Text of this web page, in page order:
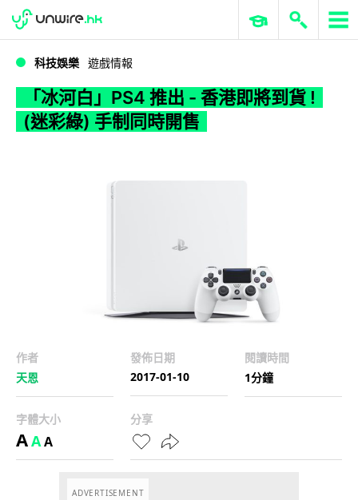
WWDC 2026 ERP 與商業 AI
科技娛樂 遊戲情報
「冰河白」PS4 推出 - 香港即將到貨 !
(迷彩綠) 手制同時開售
作者
天恩
發佈日期
2017-01-10
閱讀時間
1分鐘
字體大小
AAA
分享
ADVERTISEMENT